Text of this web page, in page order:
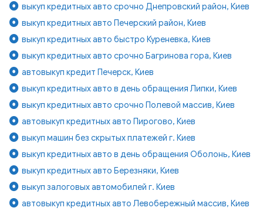
выкуп кредитных авто срочно Днепровский район, Киев
выкуп кредитных авто Печерский район, Киев
выкуп кредитных авто быстро Куреневка, Киев
выкуп кредитных авто срочно Багринова гора, Киев
автовыкуп кредит Печерск, Киев
выкуп кредитных авто в день обращения Липки, Киев
выкуп кредитных авто срочно Полевой массив, Киев
автовыкуп кредитных авто Пирогово, Киев
выкуп машин без скрытых платежей г. Киев
выкуп кредитных авто в день обращения Оболонь, Киев
выкуп кредитных авто Березняки, Киев
выкуп залоговых автомобилей г. Киев
автовыкуп кредитных авто Левобережный массив, Киев